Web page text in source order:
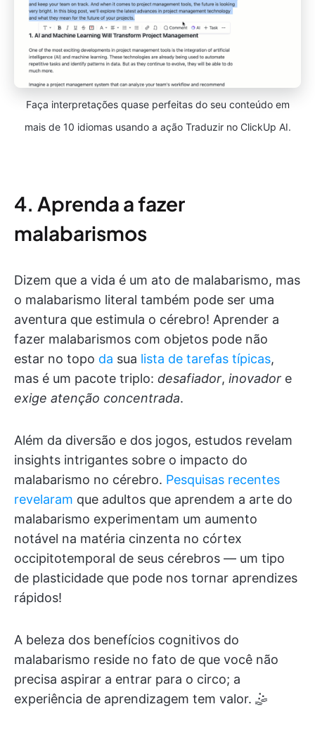
Faça interpretações quase perfeitas do seu conteúdo em
mais de 10 idiomas usando a ação Traduzir no ClickUp AI.
4. Aprenda a fazer
malabarismos
Dizem que a vida é um ato de malabarismo, mas
o malabarismo literal também pode ser uma
aventura que estimula o cérebro! Aprender a
fazer malabarismos com objetos pode não
estar no topo da sua lista de tarefas típicas,
mas é um pacote triplo: desafiador, inovador e
exige atenção concentrada.
Além da diversão e dos jogos, estudos revelam
insights intrigantes sobre o impacto do
malabarismo no cérebro. Pesquisas recentes
revelaram que adultos que aprendem a arte do
malabarismo experimentam um aumento
notável na matéria cinzenta no córtex
occipitotemporal de seus cérebros — um tipo
de plasticidade que pode nos tornar aprendizes
rápidos!
A beleza dos benefícios cognitivos do
malabarismo reside no fato de que você não
precisa aspirar a entrar para o circo; a
experiência de aprendizagem tem valor. 🤹